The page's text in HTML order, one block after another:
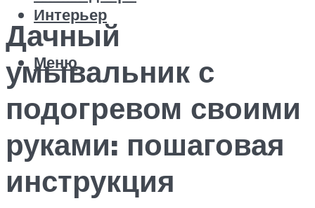
Интерьер
Меню
Дачный
умывальник с
подогревом своими
руками: пошаговая
инструкция